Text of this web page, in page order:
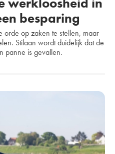
besparing
op zaken te stellen, maar
Stilaan wordt duidelijk dat de
panne is gevallen.